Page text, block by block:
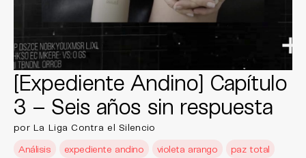
[Expediente Andino] Capítulo
3 – Seis años sin respuesta
por La Liga Contra el Silencio
Análisis
expediente andino violeta arango
paz total